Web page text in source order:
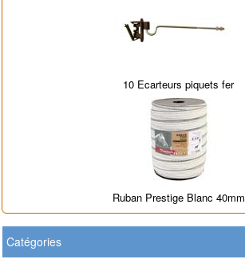
10 Ecarteurs piquets fer
Ruban Prestige Blanc 40mm
Catégories